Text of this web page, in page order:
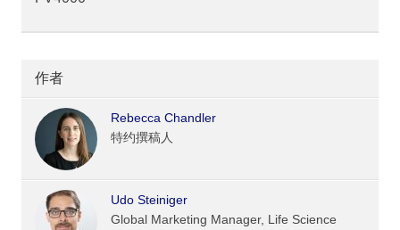
作者
Rebecca Chandler
特约撰稿人
Udo Steiniger
Global Marketing Manager, Life Science